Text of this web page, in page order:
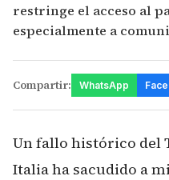
restringe el acceso al
especialmente a
Compartir: WhatsApp
Un fallo histórico del
Italia ha sacudido a